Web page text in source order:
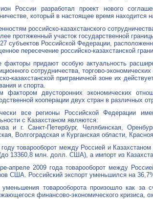
России разработал проект нового
который в настоящее время находится
российско-казахстанского
протяженный участок государственной
субъектов Российской Федерации,
пересечение российско-казахстанской
факторы придают особую актуальность
сотрудничества, торгово-
казахстанской приграничной зоне их
и спорта.
фактором двусторонних экономических
кооперации двух стран в различных
все регионы Российской Федерации
с Казахстаном являются:
и г. Санкт-Петербург, Челябинская,
Волгоградская и Курганская области,
году товарооборот между Россией и
13360,8 млн. долл. США), а импорт из
апреле 2009 года товарооборот между
США. Российский экспорт уменьшился на
уменьшения товарооборота произошло как
финансово-экономического кризиса,